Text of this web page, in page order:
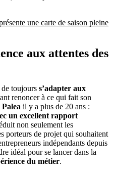
une carte de saison pleine
aux attentes des
toujours s’adapter aux
renoncer à ce qui fait son
il y a plus de 20 ans :
un excellent rapport
non seulement les
porteurs de projet qui souhaitent
indépendants depuis
idéal pour se lancer dans la
du métier.